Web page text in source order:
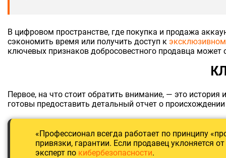
В цифровом пространстве, где покупка и продажа
сэкономить время или получить доступ к
ключевых признаков добросовестного продавца может
Первое, на что стоит обратить внимание, — это
готовы предоставить детальный отчет о
«Профессионал всегда работает по принципу
привязки, гарантии. Если продавец уклоняется
эксперт по кибербезопасности.